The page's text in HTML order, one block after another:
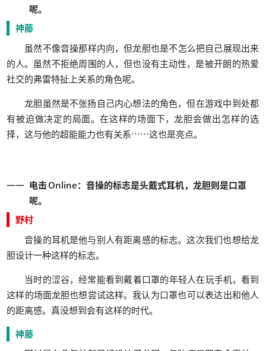
呢。
神藤
虽然不像音操那样内向，但龙胆也是不怎么把自己展现出来
的人。 虽然不拒绝周围的人 ，但也没有主动性，是被开朗的热爱
社交的弗雷特扯上关系的角色呢。
龙胆虽然是不张扬自己内心想法的角色，但在游戏中到处都
有被迫做决定的局面。在这样的场面下，龙胆会做出怎样的选
择，这与他的超能能力也有关系……这也是亮点。
电击Online： 音操的标志是头戴式耳机， 龙胆则是口罩
呢。
野村
音操的耳机是他与别人有距离感的标志。这次我们也想给龙
胆设计一种这样的标志。
当时的涩谷，经常能看到戴着口罩的年轻人在玩手机，看到
这样的场面龙胆也想尝试这样。我认为口罩也可以表达出和他人
的距离感。真没想到会有这样的时代。
神藤